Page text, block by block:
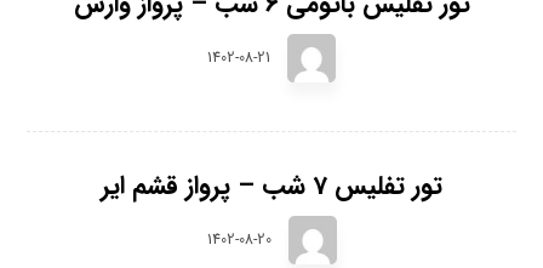
1402-08-21
تور تفلیس 7 شب – پرواز قشم ایر
1402-08-20